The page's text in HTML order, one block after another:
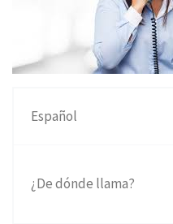
Español
¿De dónde llama?